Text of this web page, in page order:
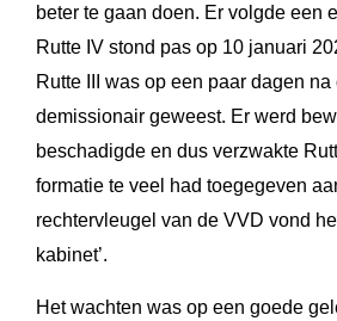
beter te gaan doen. Er volgde een
Rutte IV stond pas op 10 januari
Rutte III was op een paar dagen na
demissionair geweest. Er werd
beschadigde en dus verzwakte
formatie te veel had toegegeven
rechtervleugel van de VVD vond
kabinet’.
Het wachten was op een goede